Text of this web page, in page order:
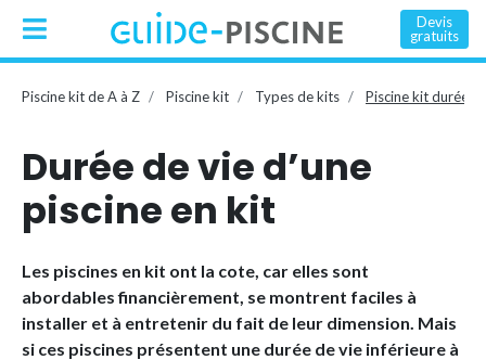
Devis
gratuits
Piscine kit de A à Z Piscine kit Types de kits Piscine kit durée
Durée de vie d’une
piscine en kit
Les piscines en kit ont la cote, car elles sont
abordables financièrement, se montrent faciles à
installer et à entretenir du fait de leur dimension. Mais
si ces piscines présentent une durée de vie inférieure à